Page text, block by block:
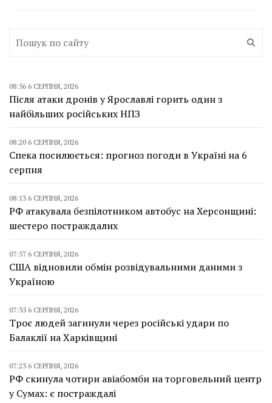
08:56 6 СЕРПНЯ, 2026
Після атаки дронів у Ярославлі горить один з
найбільших російських НПЗ
08:20 6 СЕРПНЯ, 2026
Спека посилюється: прогноз погоди в Україні на 6
серпня
08:13 6 СЕРПНЯ, 2026
РФ атакувала безпілотником автобус на Херсонщині:
шестеро постраждалих
07:57 6 СЕРПНЯ, 2026
США відновили обмін розвідувальними даними з
Україною
07:35 6 СЕРПНЯ, 2026
Троє людей загинули через російські удари по
Балаклії на Харківщині
07:23 6 СЕРПНЯ, 2026
РФ скинула чотири авіабомби на торговельний центр
у Сумах: є постраждалі